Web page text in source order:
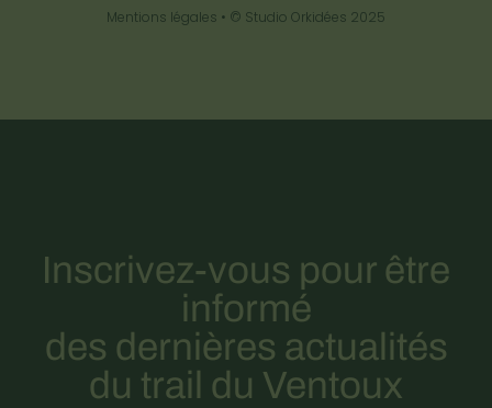
Mentions légales • © Studio Orkidées 2025
Inscrivez-vous pour être
informé
des dernières actualités
du trail du Ventoux